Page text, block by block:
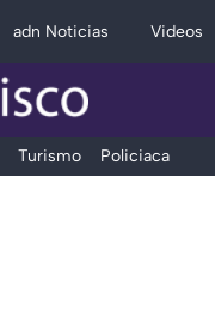
adn Noticias Videos
Turismo Policiaca